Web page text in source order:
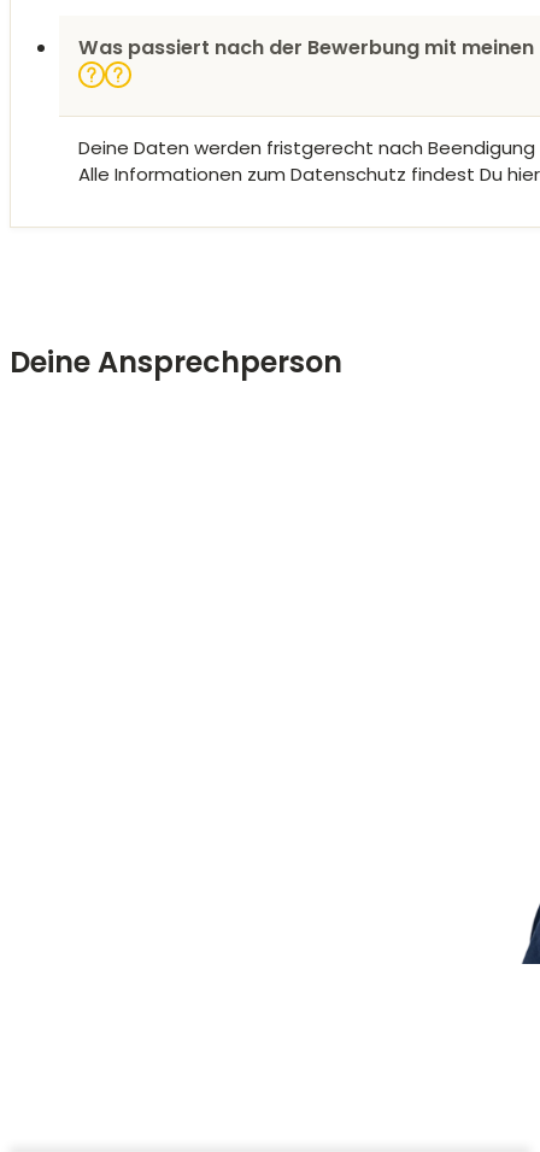
Was passiert nach der Bewerbung mit meinen
Deine Daten werden fristgerecht nach
Alle Informationen zum Datenschutz findest Du
Deine Ansprechperson